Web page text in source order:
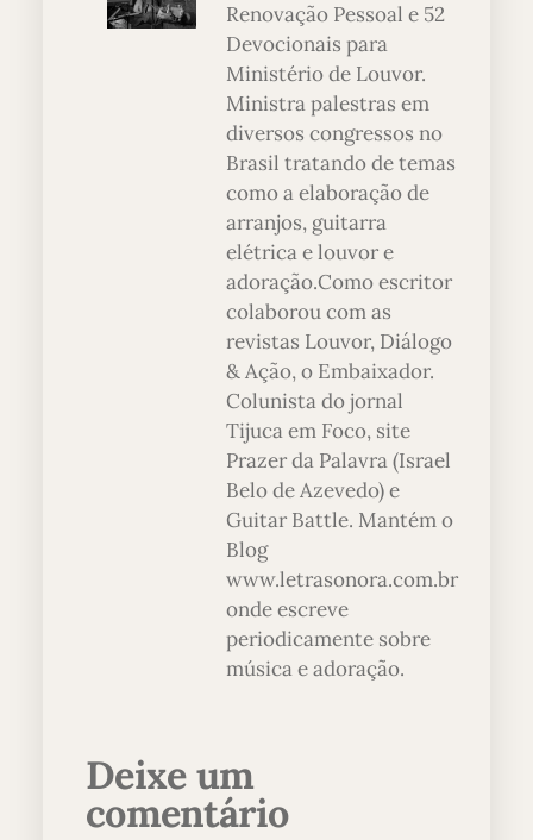
Renovação Pessoal e 52
Devocionais para
Ministério de Louvor.
Ministra palestras em
diversos congressos no
Brasil tratando de temas
como a elaboração de
arranjos, guitarra
elétrica e louvor e
adoração.Como escritor
colaborou com as
revistas Louvor, Diálogo
& Ação, o Embaixador.
Colunista do jornal
Tijuca em Foco, site
Prazer da Palavra (Israel
Belo de Azevedo) e
Guitar Battle. Mantém o
Blog
www.letrasonora.com.br
onde escreve
periodicamente sobre
música e adoração.
Deixe um
comentário